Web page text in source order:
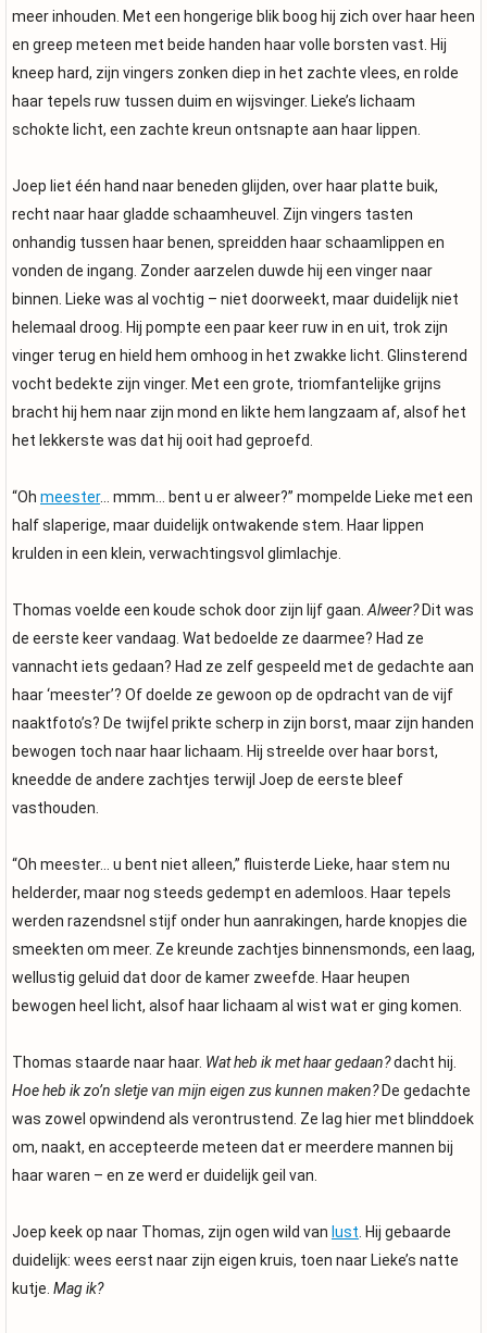
meer inhouden. Met een hongerige blik boog hij zich over haar heen
en greep meteen met beide handen haar volle borsten vast. Hij
kneep hard, zijn vingers zonken diep in het zachte vlees, en rolde
haar tepels ruw tussen duim en wijsvinger. Lieke’s lichaam
schokte licht, een zachte kreun ontsnapte aan haar lippen.
Joep liet één hand naar beneden glijden, over haar platte buik,
recht naar haar gladde schaamheuvel. Zijn vingers tasten
onhandig tussen haar benen, spreidden haar schaamlippen en
vonden de ingang. Zonder aarzelen duwde hij een vinger naar
binnen. Lieke was al vochtig – niet doorweekt, maar duidelijk niet
helemaal droog. Hij pompte een paar keer ruw in en uit, trok zijn
vinger terug en hield hem omhoog in het zwakke licht. Glinsterend
vocht bedekte zijn vinger. Met een grote, triomfantelijke grijns
bracht hij hem naar zijn mond en likte hem langzaam af, alsof het
het lekkerste was dat hij ooit had geproefd.
“Oh meester… mmm… bent u er alweer?” mompelde Lieke met een
half slaperige, maar duidelijk ontwakende stem. Haar lippen
krulden in een klein, verwachtingsvol glimlachje.
Thomas voelde een koude schok door zijn lijf gaan. Alweer?Dit was
de eerste keer vandaag. Wat bedoelde ze daarmee? Had ze
vannacht iets gedaan? Had ze zelf gespeeld met de gedachte aan
haar ‘meester’? Of doelde ze gewoon op de opdracht van de vijf
naaktfoto’s? De twijfel prikte scherp in zijn borst, maar zijn handen
bewogen toch naar haar lichaam. Hij streelde over haar borst,
kneedde de andere zachtjes terwijl Joep de eerste bleef
vasthouden.
“Oh meester… u bent niet alleen,” fluisterde Lieke, haar stem nu
helderder, maar nog steeds gedempt en ademloos. Haar tepels
werden razendsnel stijf onder hun aanrakingen, harde knopjes die
smeekten om meer. Ze kreunde zachtjes binnensmonds, een laag,
wellustig geluid dat door de kamer zweefde. Haar heupen
bewogen heel licht, alsof haar lichaam al wist wat er ging komen.
Thomas staarde naar haar. Wat heb ik met haar gedaan?dacht hij.
Hoe heb ik zo’n sletje van mijn eigen zus kunnen maken?De gedachte
was zowel opwindend als verontrustend. Ze lag hier met blinddoek
om, naakt, en accepteerde meteen dat er meerdere mannen bij
haar waren – en ze werd er duidelijk geil van.
Joep keek op naar Thomas, zijn ogen wild van lust . Hij gebaarde
duidelijk: wees eerst naar zijn eigen kruis, toen naar Lieke’s natte
kutje. Mag ik?